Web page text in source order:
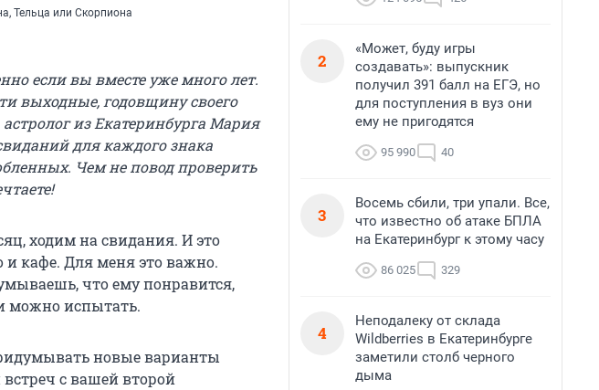
Тельца или Скорпиона
если вы вместе уже много лет.
выходные, годовщину своего
из Екатеринбурга Мария
для каждого знака
Чем не повод проверить
ходим на свидания. И это
и кафе. Для меня это важно.
что ему понравится,
можно испытать.
новые варианты
с вашей второй
2
«Может, буду игры
создавать»: выпускник
получил 391 балл на ЕГЭ, но
для поступления в вуз они
ему не пригодятся
95 990 40
3
Восемь сбили, три упали. Все,
что известно об атаке БПЛА
на Екатеринбург к этому часу
86 025 329
4
Неподалеку от склада
Wildberries в Екатеринбурге
заметили столб черного
дыма